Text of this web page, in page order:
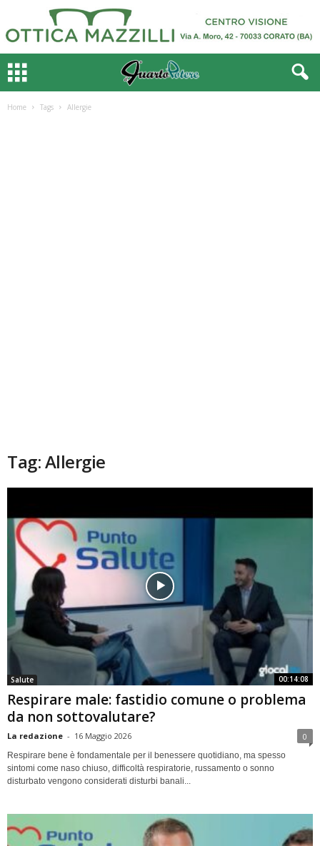
Home Tags Allergie
Tag: Allergie
00:14:08
Salute
Respirare male: fastidio comune o problema
da non sottovalutare?
La redazione - 16 Maggio 2026 0
Respirare bene è fondamentale per il benessere quotidiano, ma spesso
sintomi come naso chiuso, difficoltà respiratorie, russamento o sonno
disturbato vengono considerati disturbi banali...